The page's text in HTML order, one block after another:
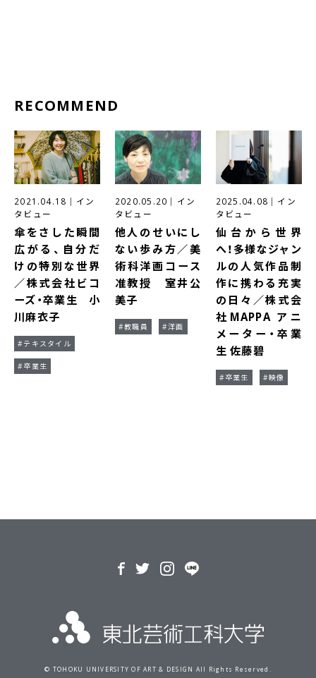
RECOMMEND
2021.04.18 ｜ イン
タビュー
傘をさした瞬間
広がる、自分だ
けの特別な世界
／株式会社ビコ
ーズ・卒業生 小
川麻衣子
#テキスタイル
#卒業生
2020.05.20 ｜ イン
タビュー
他人のせいにし
ない歩み方／美
術科洋画コース
准教授 室井公
美子
#教職員 #洋画
2025.04.08 ｜ イン
タビュー
仙台から世界
へ！多様なジャン
ルの人気作品制
作に携わる充実
の日々／株式会
社MAPPA アニ
メーター・卒業
生 佐藤碧
#卒業生 #映像
© TOHOKU UNIVERSITY OF ART & DESIGN All Rights Reserved.